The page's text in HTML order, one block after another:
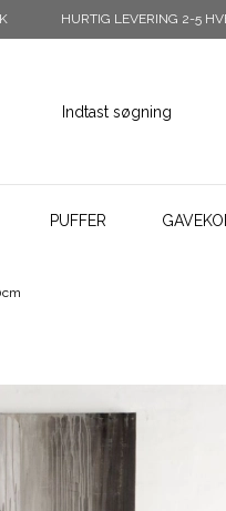
HURTIG LEVERING 2-5
PUFFER